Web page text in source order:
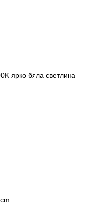
ярко бяла светлина